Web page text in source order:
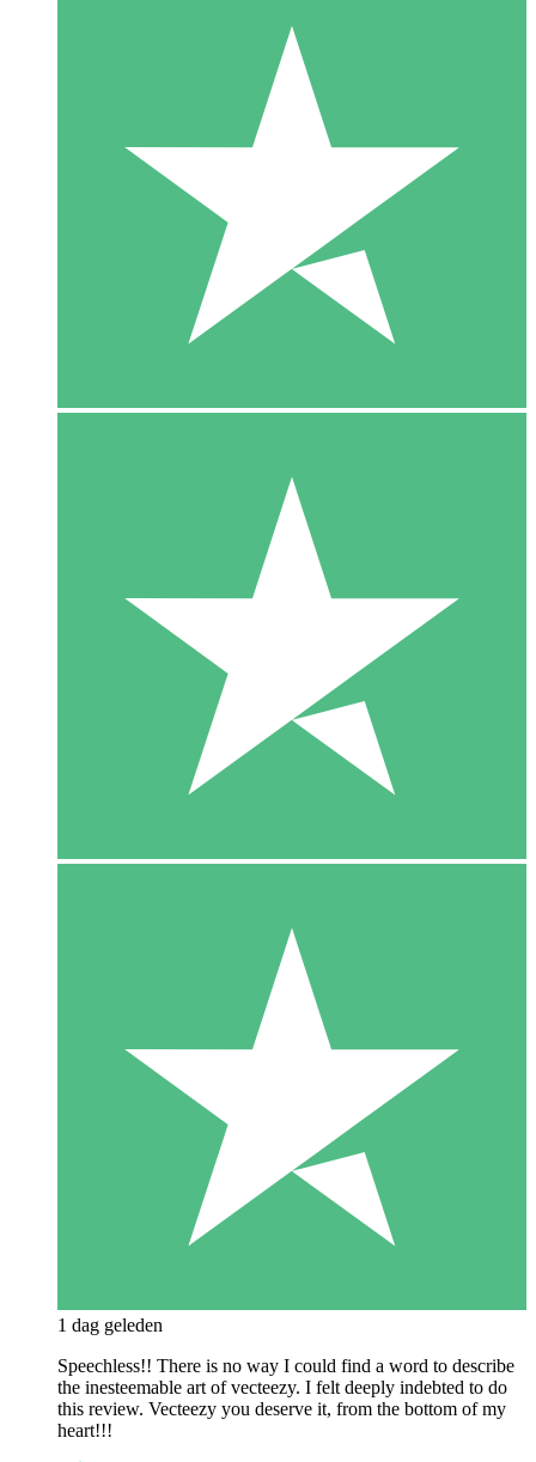
1 dag geleden
Speechless!! There is no way I could find a word to describe
the inesteemable art of vecteezy. I felt deeply indebted to do
this review. Vecteezy you deserve it, from the bottom of my
heart!!!